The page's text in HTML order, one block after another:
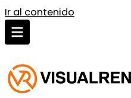
Ir al contenido